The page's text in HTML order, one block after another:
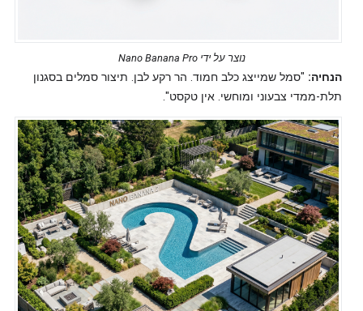
נוצר על ידי Nano Banana Pro
הנחיה: "סמל שמייצג כלב חמוד. הר רקע לבן. תיצור סמלים בסגנון
תלת-ממדי צבעוני ומוחשי. אין טקסט".